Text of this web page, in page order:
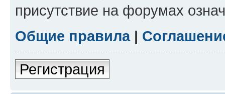
присутствие на форумах
Общие правила|
Регистрация